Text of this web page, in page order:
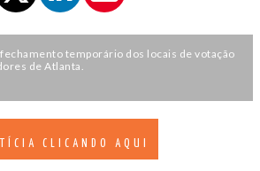
temporário dos locais de votação
de Atlanta.
CLICANDO AQUI